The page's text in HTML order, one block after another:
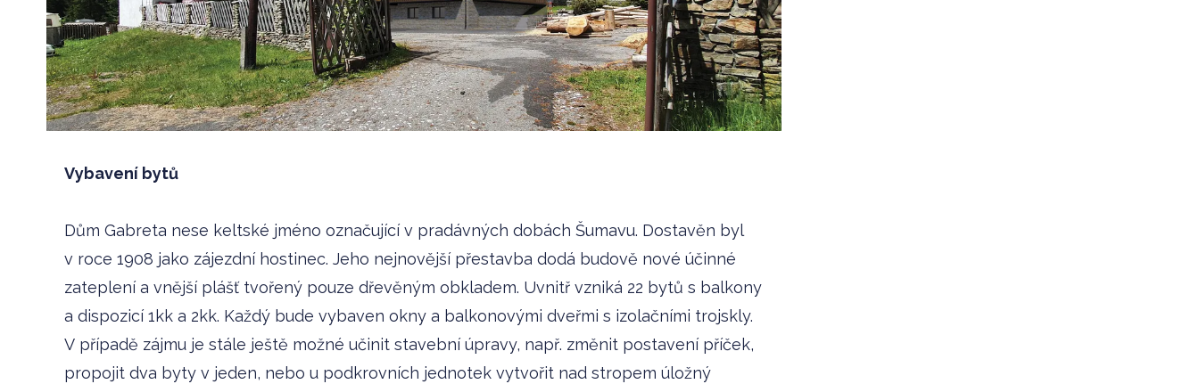
Vybavení bytů
Dům Gabreta nese keltské jméno označující v pradávných dobách Šumavu. Dostavěn byl
v roce 1908 jako zájezdní hostinec. Jeho nejnovější přestavba dodá budově nové účinné
zateplení a vnější plášť tvořený pouze dřevěným obkladem. Uvnitř vzniká 22 bytů s balkony
a dispozicí 1kk a 2kk. Každý bude vybaven okny a balkonovými dveřmi s izolačními trojskly.
V případě zájmu je stále ještě možné učinit stavební úpravy, např. změnit postavení příček,
propojit dva byty v jeden, nebo u podkrovních jednotek vytvořit nad stropem úložný